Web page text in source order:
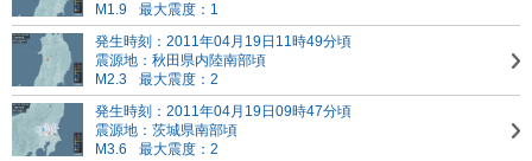
M1.9
最大震度：1
発生時刻：2011年04月19日11時49分頃
震源地：秋田県内陸南部頃
M2.3
最大震度：2
発生時刻：2011年04月19日09時47分頃
震源地：茨城県南部頃
M3.6
最大震度：2